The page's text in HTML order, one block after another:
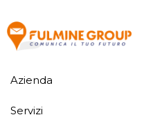
Azienda
Servizi